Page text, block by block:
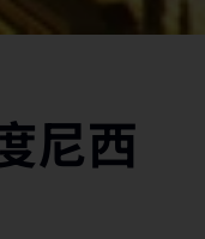
尼西